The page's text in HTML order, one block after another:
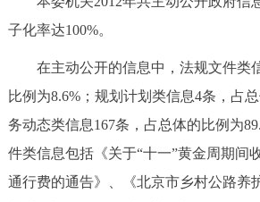
子化率达100%。
在主动公开的信息中，法规文件类
比例为8.6%；规划计划类信息4条，占
务动态类信息167条，占总体的比例为
件类信息包括《关于“十一”黄金周期间
通行费的通告》、《北京市乡村公路养